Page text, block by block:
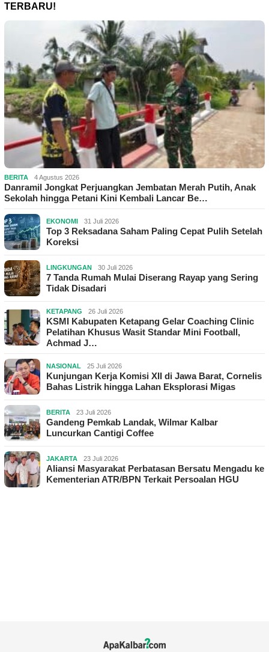
TERBARU!
BERITA 4 Agustus 2026
Danramil Jongkat Perjuangkan Jembatan Merah Putih, Anak
Sekolah hingga Petani Kini Kembali Lancar Be…
EKONOMI 31 Juli 2026
Top 3 Reksadana Saham Paling Cepat Pulih Setelah
Koreksi
LINGKUNGAN 30 Juli 2026
7 Tanda Rumah Mulai Diserang Rayap yang Sering
Tidak Disadari
KETAPANG 26 Juli 2026
KSMI Kabupaten Ketapang Gelar Coaching Clinic
Pelatihan Khusus Wasit Standar Mini Football,
Achmad J…
NASIONAL 25 Juli 2026
Kunjungan Kerja Komisi XII di Jawa Barat, Cornelis
Bahas Listrik hingga Lahan Eksplorasi Migas
BERITA 23 Juli 2026
Gandeng Pemkab Landak, Wilmar Kalbar
Luncurkan Cantigi Coffee
JAKARTA 23 Juli 2026
Aliansi Masyarakat Perbatasan Bersatu Mengadu ke
Kementerian ATR/BPN Terkait Persoalan HGU